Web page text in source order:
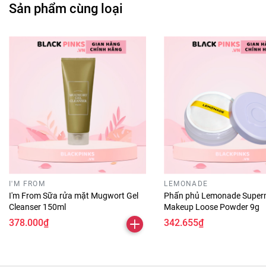
Thành phần chi tiết: Talc, mica, cellulose, silica, Mg
carbonate, methicone,...
Công dụng chính: Phấn phủ trang điểm dịu nhẹ Freeplus
Face Up Powder giúp che phủ tự nhiên nhờ các hạt bột
phấn siêu mịn. Đồng thời, sản phẩm giúp da căng mượt,
khô thoáng rạng rỡ.
Loại da phù hợp: Sản phẩm phù hợp với mọi loại da.
Giải pháp cho tình trạng da:
- Da dầu thừa - lỗ chân lông to.
- Da xỉn màu, thiếu sức sống.
- Bước 1: Dùng bông phấn thoa phấn nền ở 5 điểm trên
Sản phẩm cùng loại
I'M FROM
I'm From Sữa rửa mặt Mugwort Gel
Cleanser 150ml
378.000₫
LEMONADE
Phấn phủ Lemonade
Makeup Loose Powder 9g
342.655₫